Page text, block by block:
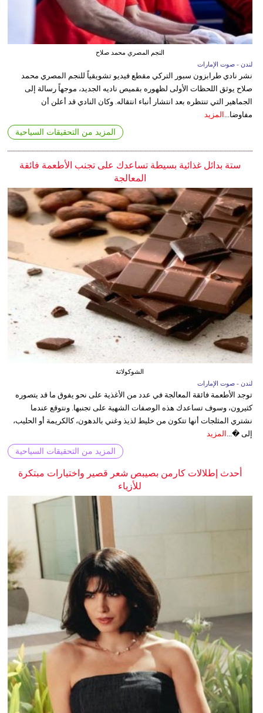
النجم المصري محمد صلاح
لندن - صوت الإمارات
نشر نادي طرابزون سبور التركي مقطع فيديو تشويقياً للنجم المصري محمد
صلاح يوثق اللحظات الأولى لظهوره بقميص ناديه الجديد، موجهاً رسالة إلى
الجماهير التي تنتظره بعد انتشار أنباء انتقاله. وكان النادي قد أعلن أن
مفاوضا... المزيد
المزيد من التحقيقات السياحية
ستة بدائل غذائية بسيطة تساعدك على تجنب الأطعمة فائقة
المعالجة
الشوكولاتة
لندن - صوت الإمارات
توجد الأطعمة فائقة المعالجة في عدد من الأغذية على نحو يفوق ما قد يتصوره
كثيرون، وسوف تساعدك هذه الوصفات الشهية على تجنبها. ونتوقع عندما
نشتري المثلجات أنها تتكون من خليط لذيذ وغني بالدهون، كالكريمة أو الحليب،
إلى �... المزيد
المزيد من التحقيقات السياحية
أحدث إطلالات كارمن بصيبص شعر قصير واختيارات مبتكرة
للأزياء